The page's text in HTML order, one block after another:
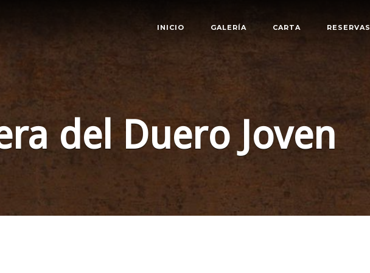
INICIO GALERÍA CARTA RESERVAS
del Duero Joven